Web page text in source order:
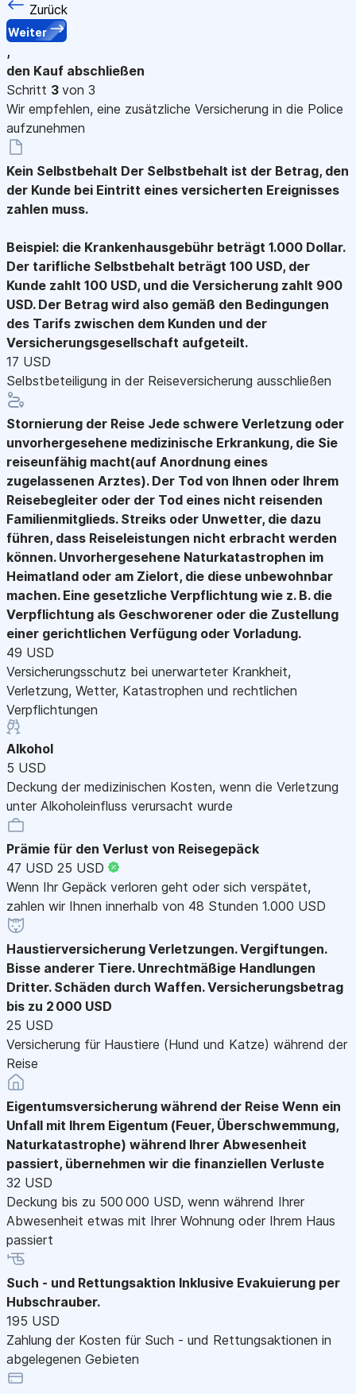
Zurück
Weiter
,
den Kauf abschließen
Schritt 3 von 3
Wir empfehlen, eine zusätzliche Versicherung in die Police
aufzunehmen
Kein Selbstbehalt Der Selbstbehalt ist der Betrag, den
der Kunde bei Eintritt eines versicherten Ereignisses
zahlen muss.
Beispiel: die Krankenhausgebühr beträgt 1.000 Dollar.
Der tarifliche Selbstbehalt beträgt 100 USD, der
Kunde zahlt 100 USD, und die Versicherung zahlt 900
USD. Der Betrag wird also gemäß den Bedingungen
des Tarifs zwischen dem Kunden und der
Versicherungsgesellschaft aufgeteilt.
17 USD
Selbstbeteiligung in der Reiseversicherung ausschließen
Stornierung der Reise Jede schwere Verletzung oder
unvorhergesehene medizinische Erkrankung, die Sie
reiseunfähig macht(auf Anordnung eines
zugelassenen Arztes). Der Tod von Ihnen oder Ihrem
Reisebegleiter oder der Tod eines nicht reisenden
Familienmitglieds. Streiks oder Unwetter, die dazu
führen, dass Reiseleistungen nicht erbracht werden
können. Unvorhergesehene Naturkatastrophen im
Heimatland oder am Zielort, die diese unbewohnbar
machen. Eine gesetzliche Verpflichtung wie z. B. die
Verpflichtung als Geschworener oder die Zustellung
einer gerichtlichen Verfügung oder Vorladung.
49 USD
Versicherungsschutz bei unerwarteter Krankheit,
Verletzung, Wetter, Katastrophen und rechtlichen
Verpflichtungen
Alkohol
5 USD
Deckung der medizinischen Kosten, wenn die Verletzung
unter Alkoholeinfluss verursacht wurde
Prämie für den Verlust von Reisegepäck
47 USD 25 USD
Wenn Ihr Gepäck verloren geht oder sich verspätet,
zahlen wir Ihnen innerhalb von 48 Stunden 1.000 USD
Haustierversicherung Verletzungen. Vergiftungen.
Bisse anderer Tiere. Unrechtmäßige Handlungen
Dritter. Schäden durch Waffen. Versicherungsbetrag
bis zu 2 000 USD
25 USD
Versicherung für Haustiere (Hund und Katze) während der
Reise
Eigentumsversicherung während der Reise Wenn ein
Unfall mit Ihrem Eigentum (Feuer, Überschwemmung,
Naturkatastrophe) während Ihrer Abwesenheit
passiert, übernehmen wir die finanziellen Verluste
32 USD
Deckung bis zu 500 000 USD, wenn während Ihrer
Abwesenheit etwas mit Ihrer Wohnung oder Ihrem Haus
passiert
Such - und Rettungsaktion Inklusive Evakuierung per
Hubschrauber.
195 USD
Zahlung der Kosten für Such - und Rettungsaktionen in
abgelegenen Gebieten